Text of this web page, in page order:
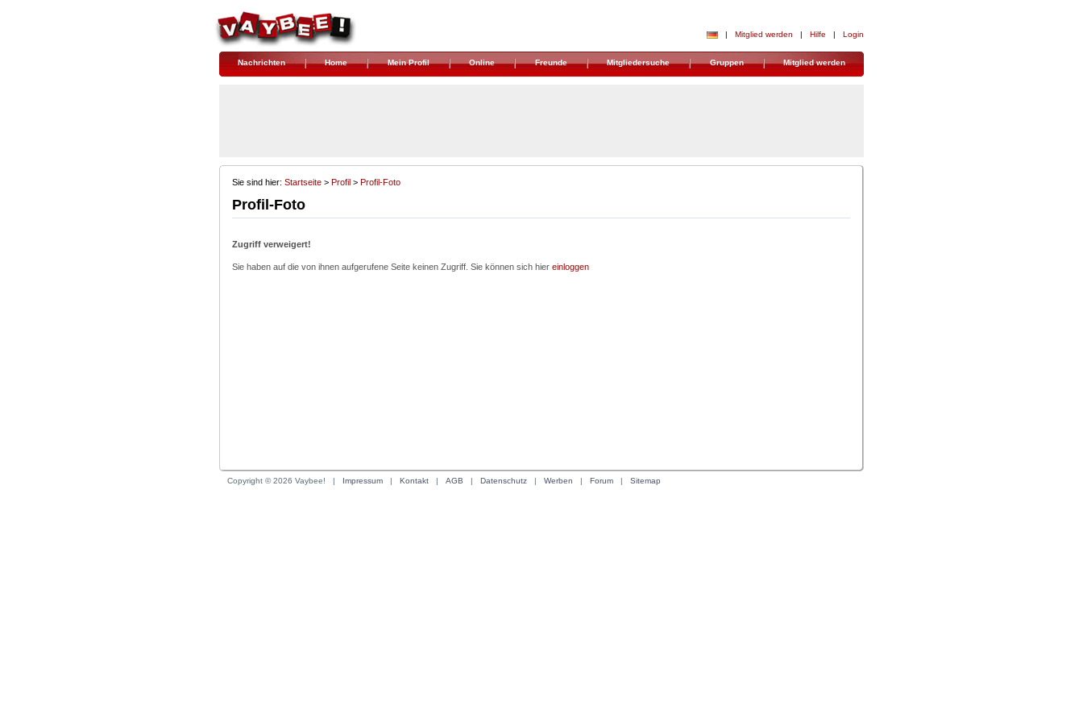
| Mitglied werden | Hilfe | Login
Nachrichten Home Mein Profil Online Freunde Mitgliedersuche Gruppen Mitglied werden
Sie sind hier: Startseite > Profil > Profil-Foto
Profil-Foto
Zugriff verweigert!
Sie haben auf die von ihnen aufgerufene Seite keinen Zugriff. Sie können sich hier einloggen
Copyright © 2026 Vaybee! | Impressum | Kontakt | AGB | Datenschutz | Werben | Forum | Sitemap